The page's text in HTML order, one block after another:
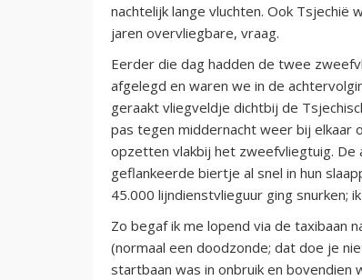
nachtelijk lange vluchten. Ook Tsjechië
jaren overvliegbare, vraag.
Eerder die dag hadden de twee
afgelegd en waren we in de
geraakt vliegveldje dichtbij de
pas tegen middernacht weer bij elkaar
opzetten vlakbij het zweefvliegtuig. De
geflankeerde biertje al snel in hun
45.000 lijndienstvlieguur ging snurken;
Zo begaf ik me lopend via de taxibaan
(normaal een doodzonde; dat doe je
startbaan was in onbruik en